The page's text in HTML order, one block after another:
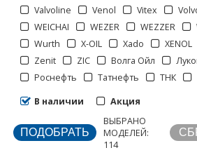
Valvoline
Venol Vitex
WEICHAI
WEZER WEZZER
Wurth
X-OIL Xado XENOL
Zenit
ZIC Волга Ойл
Роснефть
Татнефть ТНК
В наличии
Акция
ВЫБРАНО
МОДЕЛЕЙ:
114